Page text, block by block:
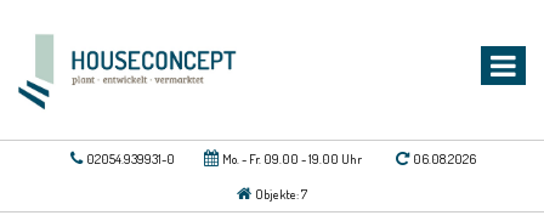
02054.939931-0 Mo. - Fr. 09.00 - 19.00 Uhr 06.08.2026
Objekte: 7